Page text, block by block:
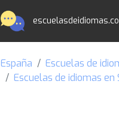
España Escuelas de
Escuelas de idiomas en